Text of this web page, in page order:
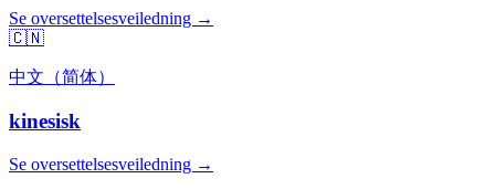
Se oversettelsesveiledning →
🇨🇳
中文（简体）
kinesisk
Se oversettelsesveiledning →